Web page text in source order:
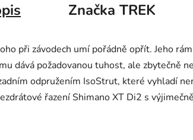
Značka TREK
při závodech umí pořádně opřít. Jeho
dává požadovanou tuhost, ale zbytečně
odpružením IsoStrut, které vyhladí
řazení Shimano XT Di2 s